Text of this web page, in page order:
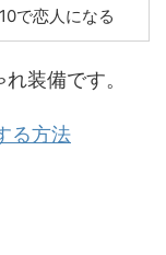
で恋人になる
装備です。
る方法